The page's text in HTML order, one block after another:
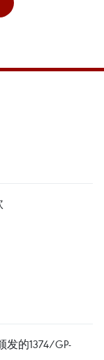
发的1374/GP-